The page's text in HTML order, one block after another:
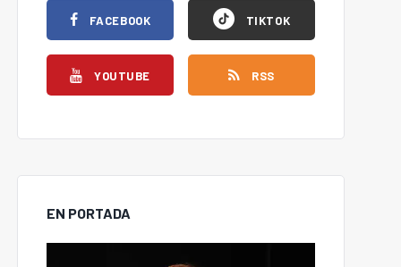
FACEBOOK
YOUTUBE
TIKTOK
RSS
EN PORTADA